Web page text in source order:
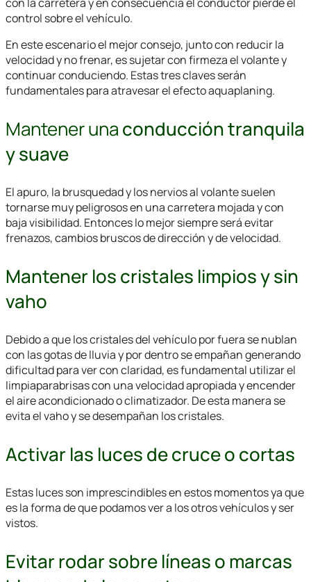
control sobre el vehículo.
En este escenario el mejor consejo, junto con reducir la
velocidad y no frenar, es sujetar con firmeza el volante y
continuar conduciendo. Estas tres claves serán
fundamentales para atravesar el efecto aquaplaning.
Mantener unaconducción tranquila
y suave
El apuro, la brusquedad y los nervios al volante suelen
tornarse muy peligrosos en una carretera mojada y con
baja visibilidad. Entonces lo mejor siempre será evitar
frenazos, cambios bruscos de dirección y de velocidad.
Mantener los cristales limpios y sin
vaho
Debido a que los cristales del vehículo por fuera se nublan
con las gotas de lluvia y por dentro se empañan generando
dificultad para ver con claridad, es fundamental utilizar el
limpiaparabrisas con una velocidad apropiada y encender
el aire acondicionado o climatizador. De esta manera se
evita el vaho y se desempañan los cristales.
Activar las luces de cruce o cortas
Estas luces son imprescindibles en estos momentos ya que
es la forma de que podamos ver a los otros vehículos y ser
vistos.
Evitar rodar sobre líneas o marcas